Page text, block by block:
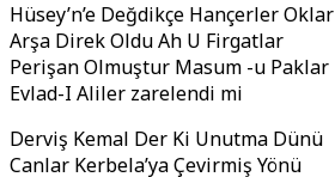
Hüsey’n’e Değdikçe Hançerler Oklar
Arşa Direk Oldu Ah U Firgatlar
Perişan Olmuştur Masum -u Paklar
Evlad-I Aliler zarelendi mi
Derviş Kemal Der Ki Unutma Dünü
Canlar Kerbela’ya Çevirmiş Yönü